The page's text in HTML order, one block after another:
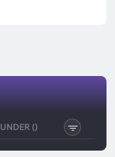
UNDER ()